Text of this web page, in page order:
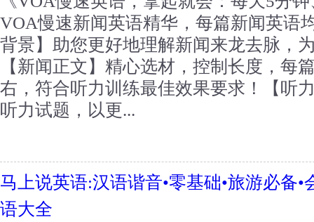
VOA慢速新闻英语精华，每篇新闻英语
背景】助您更好地理解新闻来龙去脉，
【新闻正文】精心选材，控制长度，每
右，符合听力训练最佳效果要求！【听
听力试题，以更...
马上说英语:汉语谐音•零基础•旅游必备
语大全